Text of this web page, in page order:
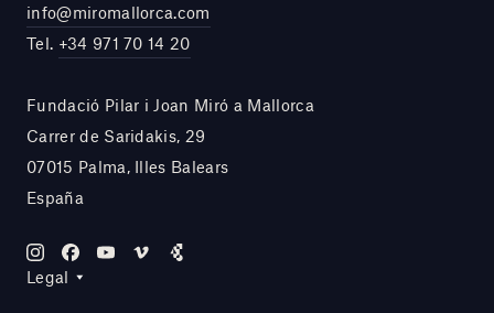
info@miromallorca.com
Tel. +34 971 70 14 20
Fundació Pilar i Joan Miró a Mallorca
Carrer de Saridakis, 29
07015 Palma, Illes Balears
España
Legal